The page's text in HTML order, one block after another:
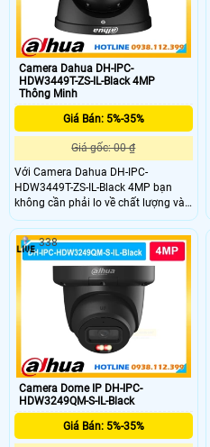
Camera Dahua DH-IPC-
HDW3449T-ZS-IL-Black 4MP
Thông Minh
Giá Bán: 5%-35%
Giá gốc: 00 ₫
Với Camera Dahua DH-IPC-
HDW3449T-ZS-IL-Black 4MP bạn
không cần phải lo về chất lượng và
độ bền vì DH-IPC-HDW3449T-ZS-IL-
Black có độ phân giải cao
2K(4.0MP) và mic được tích hợp ghi
hình và âm thanh sinh động. Đặt
biệt với khả năng tự động ghi hình
có màu khi phát hiện chuyển động
vào ban đêm với tầm xa lên đến
50m
Camera Dome IP DH-IPC-
HDW3249QM-S-IL-Black
Giá Bán: 5%-35%
338